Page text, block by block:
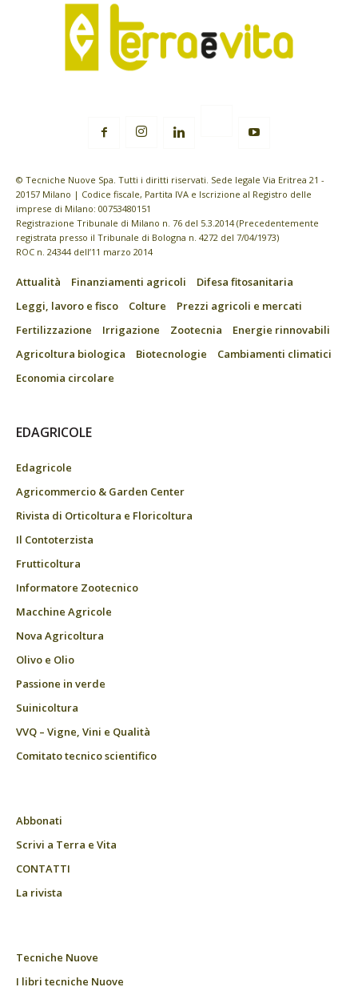
© Tecniche Nuove Spa. Tutti i diritti riservati. Sede legale Via Eritrea 21 -
20157 Milano | Codice fiscale, Partita IVA e Iscrizione al Registro delle
imprese di Milano: 00753480151
Registrazione Tribunale di Milano n. 76 del 5.3.2014 (Precedentemente
registrata presso il Tribunale di Bologna n. 4272 del 7/04/1973)
ROC n. 24344 dell’11 marzo 2014
Attualità Finanziamenti agricoli
Difesa fitosanitaria
Leggi, lavoro e fisco
Colture
Prezzi agricoli e mercati
Fertilizzazione
Irrigazione Zootecnia
Energie rinnovabili
Agricoltura biologica
Biotecnologie
Cambiamenti climatici
Economia circolare
EDAGRICOLE
Edagricole
Agricommercio & Garden Center
Rivista di Orticoltura e Floricoltura
Il Contoterzista
Frutticoltura
Informatore Zootecnico
Macchine Agricole
Nova Agricoltura
Olivo e Olio
Passione in verde
Suinicoltura
VVQ – Vigne, Vini e Qualità
Comitato tecnico scientifico
Abbonati
Scrivi a Terra e Vita
CONTATTI
La rivista
Tecniche Nuove
I libri tecniche Nuove